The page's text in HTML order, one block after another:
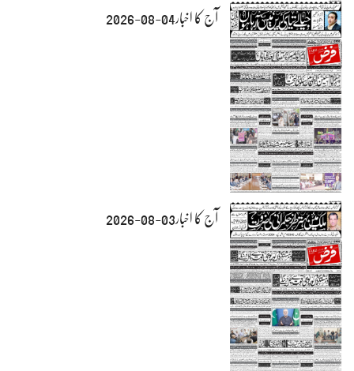
آج کا اخبار04-08-2026
آج کا اخبار03-08-2026